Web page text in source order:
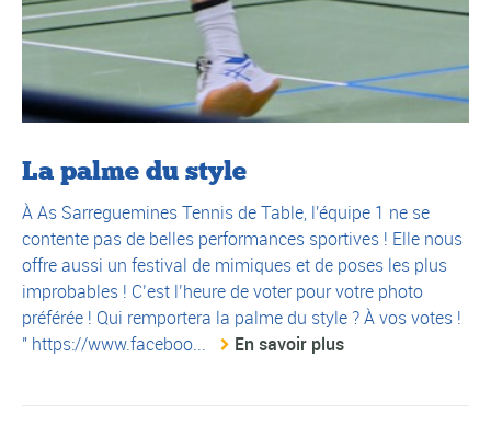
La palme du style
À As Sarreguemines Tennis de Table, l'équipe 1 ne se
contente pas de belles performances sportives ! Elle nous
offre aussi un festival de mimiques et de poses les plus
improbables ! C’est l’heure de voter pour votre photo
préférée ! Qui remportera la palme du style ? À vos votes !
" https://www.faceboo...
En savoir plus